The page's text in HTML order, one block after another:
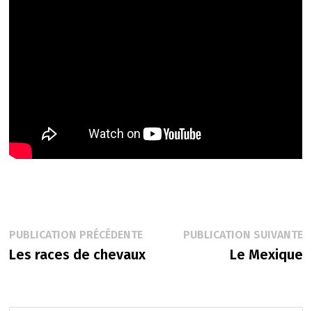
Navigation
de
PUBLICATION PRÉCÉDENTEPublication
précédente :
Les races de chevaux
PUBLICATION SUIVANTE
Le Mexique